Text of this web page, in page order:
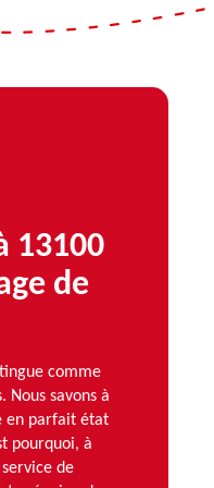
13100
de
comme
savons à
en parfait état
pourquoi, à
de